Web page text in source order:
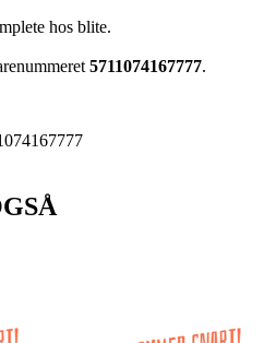
hos blite.
5711074167777.